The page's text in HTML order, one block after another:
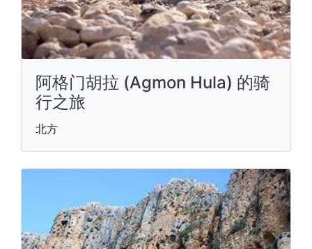
阿格门胡拉 (Agmon Hula) 的骑
行之旅
北方